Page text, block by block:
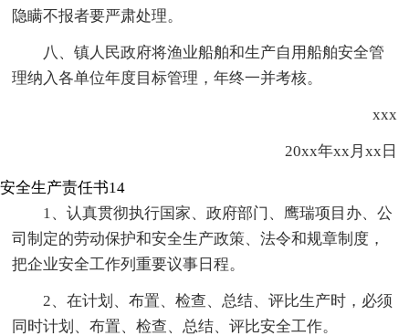
隐瞒不报者要严肃处理。
八、镇人民政府将渔业船舶和生产自用船舶安全管
理纳入各单位年度目标管理，年终一并考核。
xxx
20xx年xx月xx日
安全生产责任书14
1、认真贯彻执行国家、政府部门、鹰瑞项目办、公
司制定的劳动保护和安全生产政策、法令和规章制度，
把企业安全工作列重要议事日程。
2、在计划、布置、检查、总结、评比生产时，必须
同时计划、布置、检查、总结、评比安全工作。